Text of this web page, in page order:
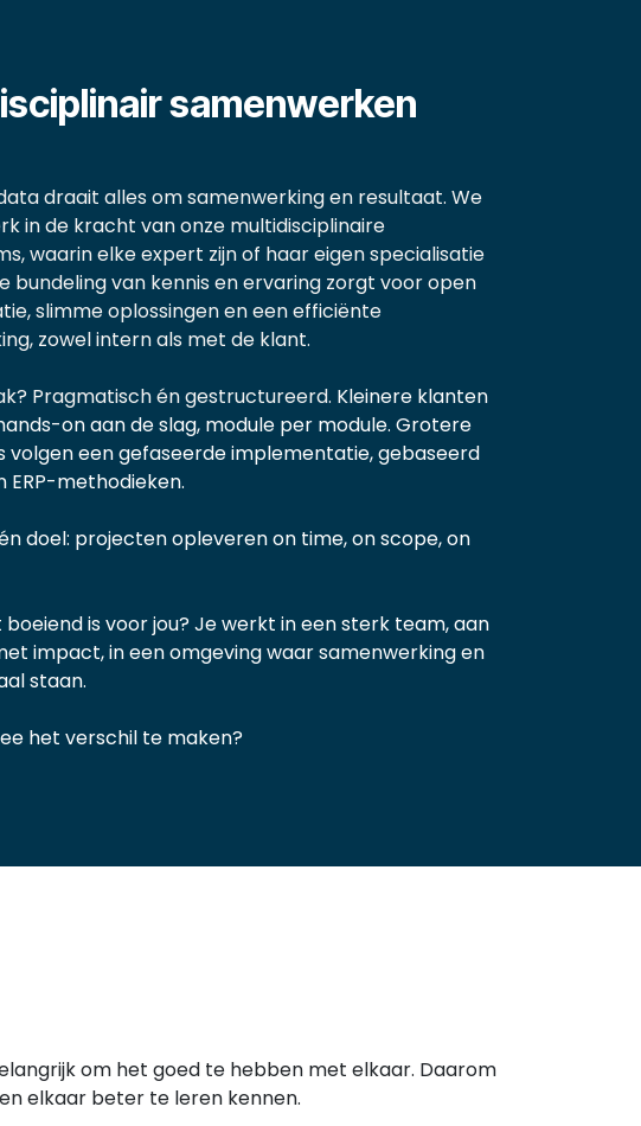
samenwerken
draait alles om samenwerking en resultaat. We
in de kracht van onze multidisciplinaire
waarin elke expert zijn of haar eigen specialisatie
bundeling van kennis en ervaring zorgt voor open
slimme oplossingen en een efficiënte
zowel intern als met de klant.
Pragmatisch én gestructureerd. Kleinere klanten
on aan de slag, module per module. Grotere
volgen een gefaseerde implementatie, gebaseerd
ERP-methodieken.
doel: projecten opleveren on time, on scope, on
is voor jou?Je werkt in een sterk team, aan
impact, in een omgeving waar samenwerking en
staan.
het verschil te maken?
om het goed te hebben met elkaar. Daarom
elkaar beter te leren kennen.